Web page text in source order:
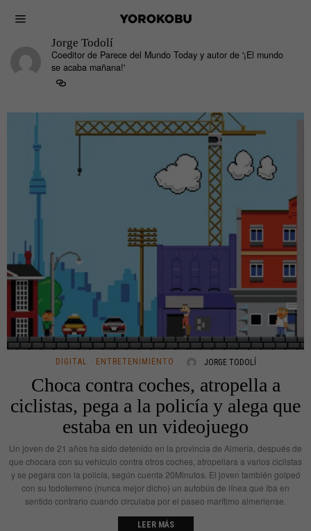
Jorge Todolí
Coeditor de Parece del Mundo Today y autor de '¡El mundo
se acaba mañana!'
DIGITAL · ENTRETENIMIENTO JORGE TODOLÍ
Choca contra coches, atropella a
ciclistas, pega a la policía y alega que
estaba en un videojuego
Un joven de 21 años ha sido detenido en la provincia de Almería, después de
que chocara con su vehículo contra otros coches, atropellara a varios ciclistas
y se pegara con la policía, según cuenta 20Minutos. El joven también golpeó
con su todoterreno (nunca mejor dicho) un autobús de línea que iba en
sentido contrario cuando circulaba por el paseo marítimo almeriense.
LEER MÁS